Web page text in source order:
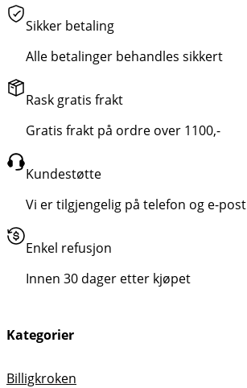
Sikker betaling
Alle betalinger behandles sikkert
Rask gratis frakt
Gratis frakt på ordre over 1100,-
Kundestøtte
Vi er tilgjengelig på telefon og e-post
Enkel refusjon
Innen 30 dager etter kjøpet
Kategorier
Billigkroken